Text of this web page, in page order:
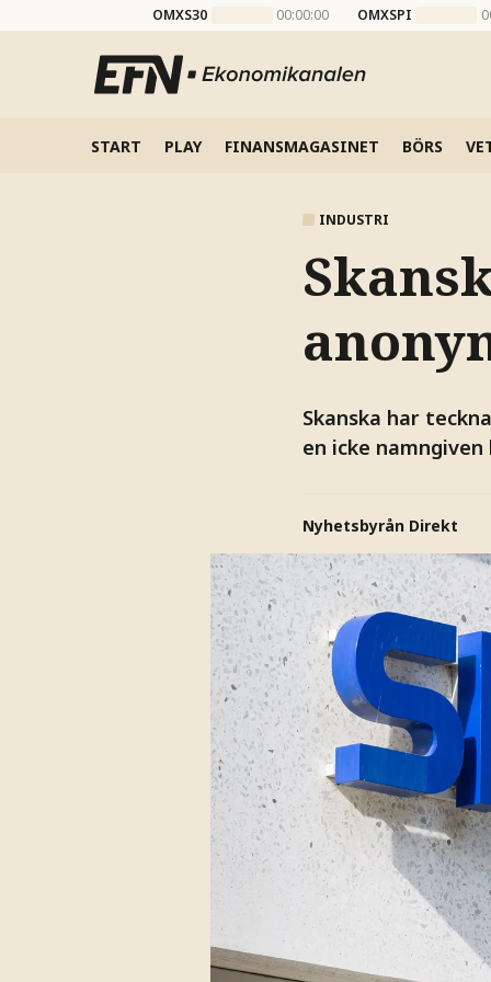
OMXS30 00:00:00 OMXSPI
START PLAY FINANSMAGASINET BÖRS
INDUSTRI
Skanska har
en icke namngiven
Nyhetsbyrån Direkt